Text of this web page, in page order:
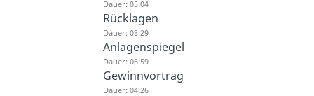
Dauer: 05:04
Rücklagen
Dauer: 03:29
Anlagenspiegel
Dauer: 06:59
Gewinnvortrag
Dauer: 04:26